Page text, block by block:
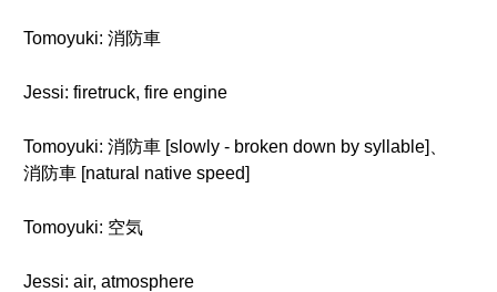
Tomoyuki: 消防車
Jessi: firetruck, fire engine
Tomoyuki: 消防車 [slowly - broken down by syllable]、
消防車 [natural native speed]
Tomoyuki: 空気
Jessi: air, atmosphere